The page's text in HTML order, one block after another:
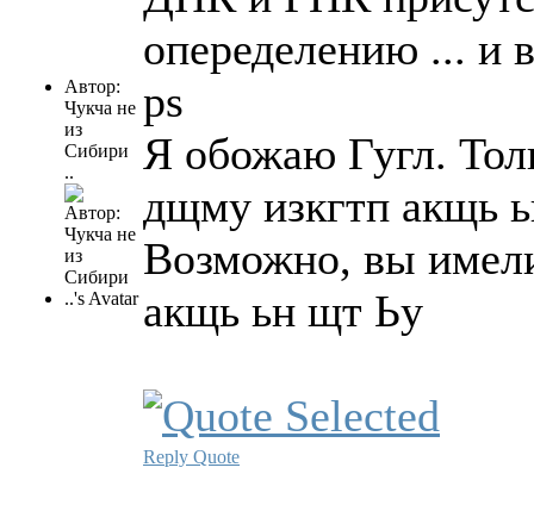
Автор:
Чукча не
из
Сибири
..
опеределению ... и
ps
Я обожаю Гугл.
дщму изкгтп акщь
Возможно, вы
акщь ьн щт Ьу
Reply Quote